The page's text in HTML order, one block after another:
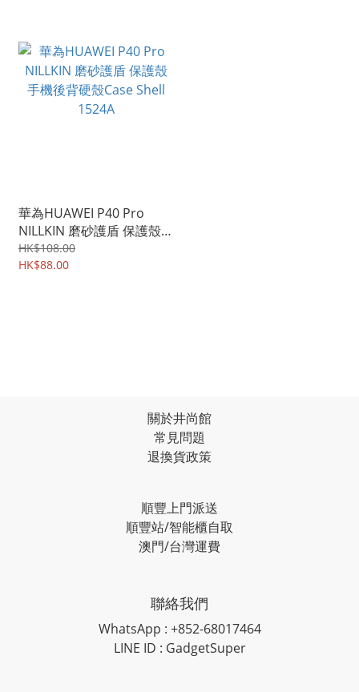
華為HUAWEI P40 Pro
NILLKIN 磨砂護盾 保護殼
手機後背硬殼Case Shell
1524A
HK$108.00
HK$88.00
關於井尚館
常見問題
退換貨政策
順豐上門派送
順豐站/智能櫃自取
澳門/台灣運費
聯絡我們
WhatsApp : +852-68017464
LINE ID : GadgetSuper